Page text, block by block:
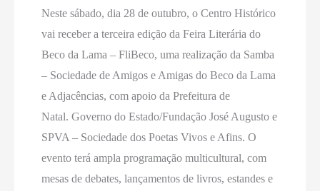
Neste sábado, dia 28 de outubro, o Centro Histórico
vai receber a terceira edição da Feira Literária do
Beco da Lama – FliBeco, uma realização da Samba
– Sociedade de Amigos e Amigas do Beco da Lama
e Adjacências, com apoio da Prefeitura de
Natal. Governo do Estado/Fundação José Augusto e
SPVA – Sociedade dos Poetas Vivos e Afins. O
evento terá ampla programação multicultural, com
mesas de debates, lançamentos de livros, estandes e